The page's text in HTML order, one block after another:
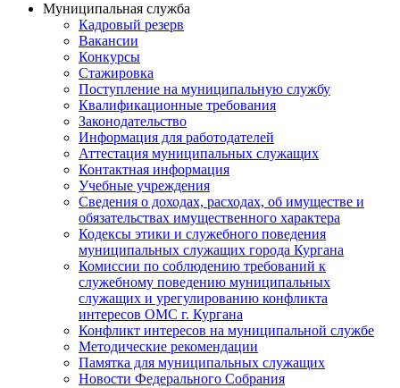
Муниципальная служба
Кадровый резерв
Вакансии
Конкурсы
Стажировка
Поступление на муниципальную службу
Квалификационные требования
Законодательство
Информация для работодателей
Аттестация муниципальных служащих
Контактная информация
Учебные учреждения
Сведения о доходах, расходах, об имуществе и
обязательствах имущественного характера
Кодексы этики и служебного поведения
муниципальных служащих города Кургана
Комиссии по соблюдению требований к
служебному поведению муниципальных
служащих и урегулированию конфликта
интересов ОМС г. Кургана
Конфликт интересов на муниципальной службе
Методические рекомендации
Памятка для муниципальных служащих
Новости Федерального Cобрания